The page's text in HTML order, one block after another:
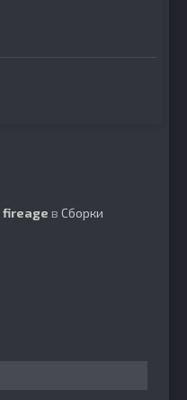
fireage в Сборки